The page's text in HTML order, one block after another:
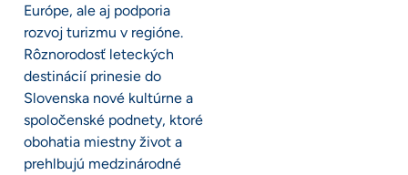
Európe, ale aj podporia
rozvoj turizmu v regióne.
Rôznorodosť leteckých
destinácií prinesie do
Slovenska nové kultúrne a
spoločenské podnety, ktoré
obohatia miestny život a
prehlbujú medzinárodné